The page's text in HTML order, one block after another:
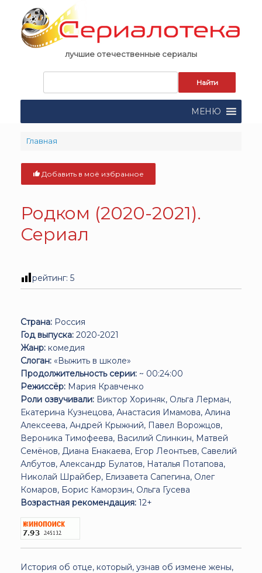
content
лучшие отечественные сериалы
поиска:
МЕНЮ
Главная
Добавить в моё избранное
Родком (2020-2021).
Сериал
рейтинг: 5
Страна: Россия
Год выпуска: 2020-2021
Жанр: комедия
Слоган: «Выжить в школе»
Продолжительность серии: ~ 00:24:00
Режиссёр: Мария Кравченко
Роли озвучивали: Виктор Хориняк, Ольга Лерман,
Екатерина Кузнецова, Анастасия Имамова, Алина
Алексеева, Андрей Крыжний, Павел Ворожцов,
Вероника Тимофеева, Василий Слинкин, Матвей
Семёнов, Диана Енакаева, Егор Леонтьев, Савелий
Албутов, Александр Булатов, Наталья Потапова,
Николай Шрайбер, Елизавета Сапегина, Олег
Комаров, Борис Каморзин, Ольга Гусева
Возрастная рекомендация: 12+
История об отце, который, узнав об измене жены,